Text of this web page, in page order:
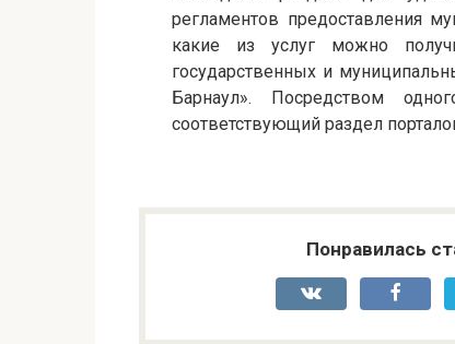
регламентов предоставления
какие из услуг можно
государственных и
Барнаул». Посредством
соответствующий раздел
Понравилась